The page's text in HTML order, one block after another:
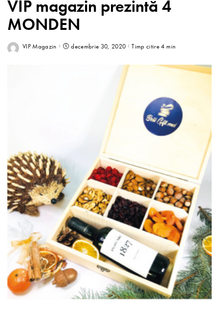
VIP magazin prezintă 4
MONDEN
VIP Magazin decembrie 30, 2020 Timp citire 4 min